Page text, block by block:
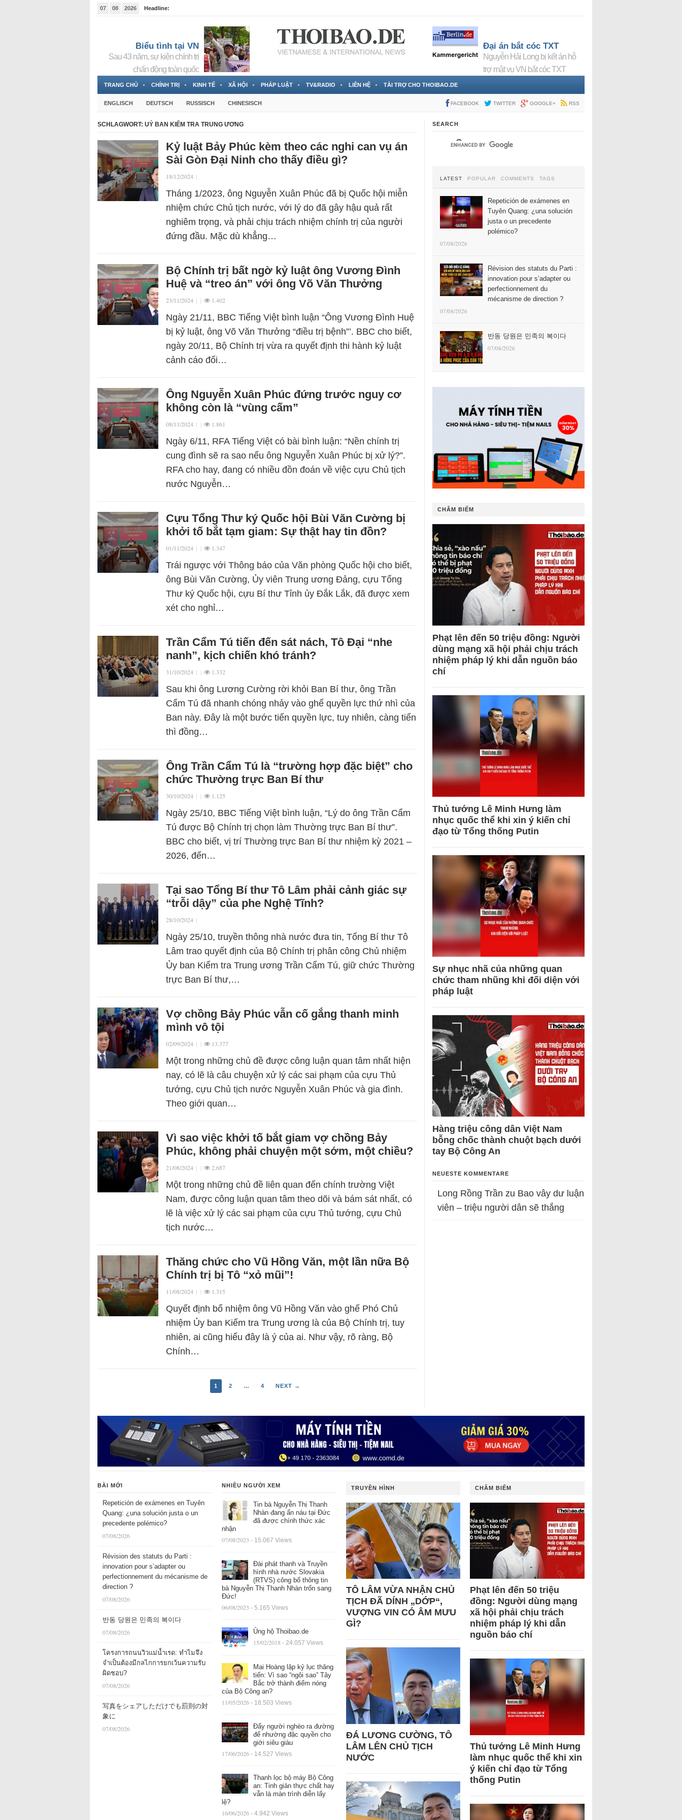
07 08 2026
Headline:
Biểu tình tại VN
Sau 43 năm, sự kiện chính trị
chấn động toàn quốc
Đại án bắt cóc TXT
Nguyễn Hải Long bị kết án hỗ
trợ mật vụ VN bắt cóc TXT
TRANG CHỦ CHÍNH TRỊ KINH TẾ XÃ HỘI PHÁP LUẬT TV&RADIO LIÊN HỆ TÀI TRỢ CHO THOIBAO.DE
ENGLISCH DEUTSCH RUSSISCH CHINESISCH FACEBOOK TWITTER GOOGLE+ RSS
SCHLAGWORT: UỶ BAN KIỂM TRA TRUNG ƯƠNG
Kỷ luật Bảy Phúc kèm theo các nghi can vụ án
Sài Gòn Đại Ninh cho thấy điều gì?
18/12/2024 |
Tháng 1/2023, ông Nguyễn Xuân Phúc đã bị Quốc hội miễn
nhiệm chức Chủ tịch nước, với lý do đã gây hậu quả rất
nghiêm trọng, và phải chịu trách nhiệm chính trị của người
đứng đầu. Mặc dù khẳng…
Bộ Chính trị bất ngờ kỷ luật ông Vương Đình
Huệ và “treo án” với ông Võ Văn Thưởng
23/11/2024 | | 1.402
Ngày 21/11, BBC Tiếng Việt bình luận “Ông Vương Đình Huệ
bị kỷ luật, ông Võ Văn Thưởng “điều trị bệnh”’. BBC cho biết,
ngày 20/11, Bộ Chính trị vừa ra quyết định thi hành kỷ luật
cảnh cáo đối…
Ông Nguyễn Xuân Phúc đứng trước nguy cơ
không còn là “vùng cấm”
08/11/2024 | | 1.861
Ngày 6/11, RFA Tiếng Việt có bài bình luận: “Nền chính trị
cung đình sẽ ra sao nếu ông Nguyễn Xuân Phúc bị xử lý?”.
RFA cho hay, đang có nhiều đồn đoán về việc cựu Chủ tịch
nước Nguyễn…
Cựu Tổng Thư ký Quốc hội Bùi Văn Cường bị
khởi tố bắt tạm giam: Sự thật hay tin đồn?
01/11/2024 | | 1.347
Trái ngược với Thông báo của Văn phòng Quốc hội cho biết,
ông Bùi Văn Cường, Ủy viên Trung ương Đảng, cựu Tổng
Thư ký Quốc hội, cựu Bí thư Tỉnh ủy Đắk Lắk, đã được xem
xét cho nghỉ…
Trần Cẩm Tú tiến đến sát nách, Tô Đại “nhe
nanh”, kịch chiến khó tránh?
31/10/2024 | | 1.332
Sau khi ông Lương Cường rời khỏi Ban Bí thư, ông Trần
Cẩm Tú đã nhanh chóng nhảy vào ghế quyền lực thứ nhì của
Ban này. Đây là một bước tiến quyền lực, tuy nhiên, càng tiến
thì đồng…
Ông Trần Cẩm Tú là “trường hợp đặc biệt” cho
chức Thường trực Ban Bí thư
30/10/2024 | | 1.125
Ngày 25/10, BBC Tiếng Việt bình luận, “Lý do ông Trần Cẩm
Tú được Bộ Chính trị chọn làm Thường trực Ban Bí thư”.
BBC cho biết, vị trí Thường trực Ban Bí thư nhiệm kỳ 2021 –
2026, đến…
Tại sao Tổng Bí thư Tô Lâm phải cảnh giác sự
“trỗi dậy” của phe Nghệ Tĩnh?
28/10/2024 |
Ngày 25/10, truyền thông nhà nước đưa tin, Tổng Bí thư Tô
Lâm trao quyết định của Bộ Chính trị phân công Chủ nhiệm
Ủy ban Kiểm tra Trung ương Trần Cẩm Tú, giữ chức Thường
trực Ban Bí thư,…
Vợ chồng Bảy Phúc vẫn cố gắng thanh minh
mình vô tội
02/09/2024 | | 13.377
Một trong những chủ đề được công luận quan tâm nhất hiện
nay, có lẽ là câu chuyện xử lý các sai phạm của cựu Thủ
tướng, cựu Chủ tịch nước Nguyễn Xuân Phúc và gia đình.
Theo giới quan…
Vì sao việc khởi tố bắt giam vợ chồng Bảy
Phúc, không phải chuyện một sớm, một chiều?
21/08/2024 | | 2.687
Một trong những chủ đề liên quan đến chính trường Việt
Nam, được công luận quan tâm theo dõi và bám sát nhất, có
lẽ là việc xử lý các sai phạm của cựu Thủ tướng, cựu Chủ
tịch nước…
Thăng chức cho Vũ Hồng Văn, một lần nữa Bộ
Chính trị bị Tô “xỏ mũi”!
11/08/2024 | | 1.315
Quyết định bổ nhiệm ông Vũ Hồng Văn vào ghế Phó Chủ
nhiệm Ủy ban Kiểm tra Trung ương là của Bộ Chính trị, tuy
nhiên, ai cũng hiểu đây là ý của ai. Như vậy, rõ ràng, Bộ
Chính…
1 2 … 4 NEXT →
SEARCH
LATEST POPULAR COMMENTS TAGS
Repetición de exámenes en
Tuyên Quang: ¿una solución
justa o un precedente
polémico?
07/08/2026
Révision des statuts du Parti :
innovation pour s’adapter ou
perfectionnement du
mécanisme de direction ?
07/08/2026
반동 당원은 민족의 복이다
07/08/2026
CHÂM BIẾM
Phạt lên đến 50 triệu đồng: Người
dùng mạng xã hội phải chịu trách
nhiệm pháp lý khi dẫn nguồn báo
chí
Thủ tướng Lê Minh Hưng làm
nhục quốc thể khi xin ý kiến chỉ
đạo từ Tổng thống Putin
Sự nhục nhã của những quan
chức tham nhũng khi đối diện với
pháp luật
Hàng triệu công dân Việt Nam
bỗng chốc thành chuột bạch dưới
tay Bộ Công An
NEUESTE KOMMENTARE
Long Rồng Trần zu Bao vây dư luận
viên – triệu người dân sẽ thắng
BÀI MỚI
Repetición de exámenes en Tuyên
Quang: ¿una solución justa o un
precedente polémico?
07/08/2026
Révision des statuts du Parti :
innovation pour s’adapter ou
perfectionnement du mécanisme de
direction ?
07/08/2026
반동 당원은 민족의 복이다
07/08/2026
โครงการถนนวิวแม่น้ำเรด: ทำไมจึง
จำเป็นต้องมีกลไกการยกเว้นความรับ
ผิดชอบ?
07/08/2026
写真をシェアしただけでも罰則の対
象に
07/08/2026
NHIỀU NGƯỜI XEM
Tin bà Nguyễn Thị Thanh
Nhàn đang ẩn náu tại Đức
đã được chính thức xác
nhận
07/08/2023 - 15.067 Views
Đài phát thanh và Truyền
hình nhà nước Slovakia
(RTVS) công bố thông tin
bà Nguyễn Thị Thanh Nhàn trốn sang
Đức!
06/08/2023 - 5.165 Views
Ủng hộ Thoibao.de
15/02/2018 - 24.057 Views
Mai Hoàng lập kỷ lục thăng
tiến: Vì sao “ngôi sao” Tây
Bắc trở thành điểm nóng
của Bộ Công an?
11/05/2026 - 18.503 Views
Đẩy người nghèo ra đường
để nhường đặc quyền cho
giới siêu giàu
17/06/2026 - 14.527 Views
Thanh lọc bộ máy Bộ Công
an: Tinh giản thực chất hay
vẫn là màn trình diễn lấy
lệ?
16/06/2026 - 4.942 Views
TRUYỀN HÌNH
TÔ LÂM VỪA NHẬN CHỦ
TỊCH ĐÃ DÍNH „DỚP“,
VƯỢNG VIN CÓ ÂM MƯU
GÌ?
ĐÁ LƯƠNG CƯỜNG, TÔ
LÂM LÊN CHỦ TỊCH
NƯỚC
CHÂM BIẾM
Phạt lên đến 50 triệu
đồng: Người dùng mạng
xã hội phải chịu trách
nhiệm pháp lý khi dẫn
nguồn báo chí
Thủ tướng Lê Minh Hưng
làm nhục quốc thể khi xin
ý kiến chỉ đạo từ Tổng
thống Putin